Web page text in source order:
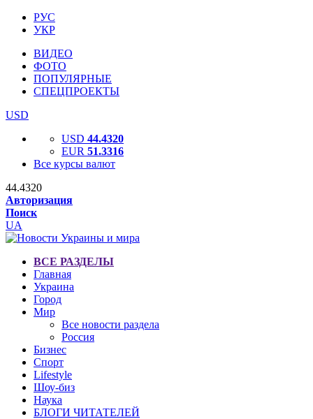
РУС
УКР
ВИДЕО
ФОТО
ПОПУЛЯРНЫЕ
СПЕЦПРОЕКТЫ
USD
USD 44.4320
EUR 51.3316
Все курсы валют
44.4320
Авторизация
Поиск
UA
ВСЕ РАЗДЕЛЫ
Главная
Украина
Город
Мир
Все новости раздела
Россия
Бизнес
Спорт
Lifestyle
Шоу-биз
Наука
БЛОГИ ЧИТАТЕЛЕЙ